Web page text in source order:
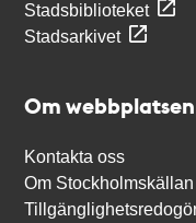
Stadsbiblioteket
Stadsarkivet
Om webbplatsen
Kontakta oss
Om Stockholmskällan